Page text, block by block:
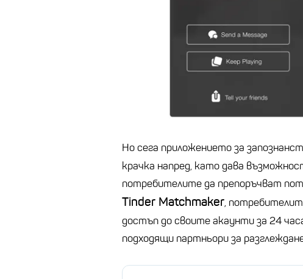
Но сега приложението за
крачка напред, като дава
потребителите да препоръчват
Tinder Matchmaker,
достъп до своите акаунти за 24
подходящи партньори за